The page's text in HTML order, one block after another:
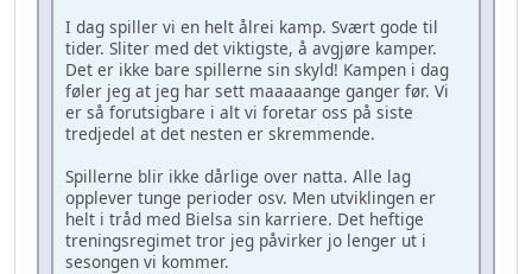
I dag spiller vi en helt ålrei kamp. Svært gode til
tider. Sliter med det viktigste, å avgjøre kamper.
Det er ikke bare spillerne sin skyld! Kampen i dag
føler jeg at jeg har sett maaaaange ganger før. Vi
er så forutsigbare i alt vi foretar oss på siste
tredjedel at det nesten er skremmende.
Spillerne blir ikke dårlige over natta. Alle lag
opplever tunge perioder osv. Men utviklingen er
helt i tråd med Bielsa sin karriere. Det heftige
treningsregimet tror jeg påvirker jo lenger ut i
sesongen vi kommer.